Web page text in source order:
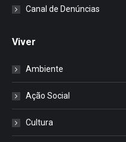
Canal de Denúncias
Viver
Ambiente
Ação Social
Cultura